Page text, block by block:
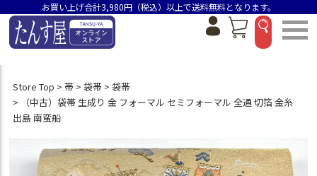
お買い上げ合計3,980円（税込）以上で送料無料となります。
Store Top 帯 袋帯
袋帯
（中古）袋帯 生成り 金 フォーマル セミフォーマル 全通 切箔 金糸
出島 南蛮船